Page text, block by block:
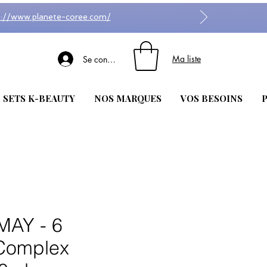
www.planete-coree.com/
Se connecter Ma liste
SETS K-BEAUTY NOS MARQUES VOS BESOINS
- 6